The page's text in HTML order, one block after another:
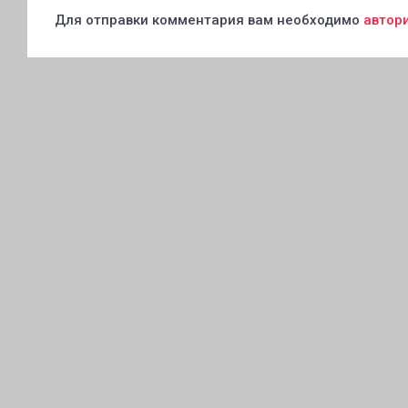
Для отправки комментария вам необходимо